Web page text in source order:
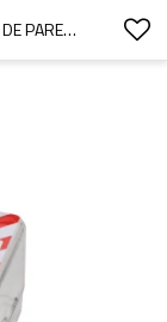
BLOQUEO DE BOTÓN DE INTERRUPTOR DE PARED 99MM*99MM*55MM | FABRICANTE DE BLOQUEO DE INTERRUPTOR DE PANEL DE CHINA